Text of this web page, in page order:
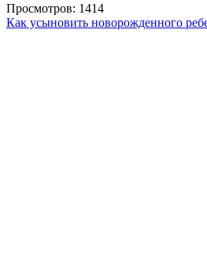
Просмотров: 1414
Как усыновить новорожденного